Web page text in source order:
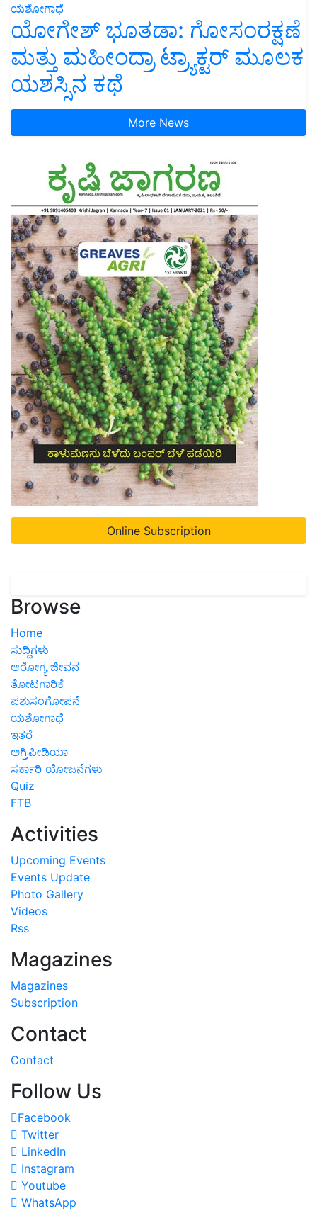
ಯಶೋಗಾಥೆ
ಯೋಗೇಶ್ ಭೂತಡಾ: ಗೋಸಂರಕ್ಷಣೆ
ಮತ್ತು ಮಹೀಂದ್ರಾ ಟ್ರ್ಯಾಕ್ಟರ್ ಮೂಲಕ
ಯಶಸ್ಸಿನ ಕಥೆ
More News
Online Subscription
Browse
Home
ಸುದ್ದಿಗಳು
ಆರೋಗ್ಯ ಜೀವನ
ತೋಟಗಾರಿಕೆ
ಪಶುಸಂಗೋಪನೆ
ಯಶೋಗಾಥೆ
ಇತರೆ
ಅಗ್ರಿಪೀಡಿಯಾ
ಸರ್ಕಾರಿ ಯೋಜನೆಗಳು
Quiz
FTB
Activities
Upcoming Events
Events Update
Photo Gallery
Videos
Rss
Magazines
Magazines
Subscription
Contact
Contact
Follow Us
Facebook
Twitter
LinkedIn
Instagram
Youtube
WhatsApp